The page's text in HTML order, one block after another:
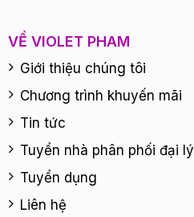
VỀ VIOLET PHAM
Giới thiệu chúng tôi
Chương trình khuyến mãi
Tin tức
Tuyển nhà phân phối đại lý
Tuyển dụng
Liên hệ